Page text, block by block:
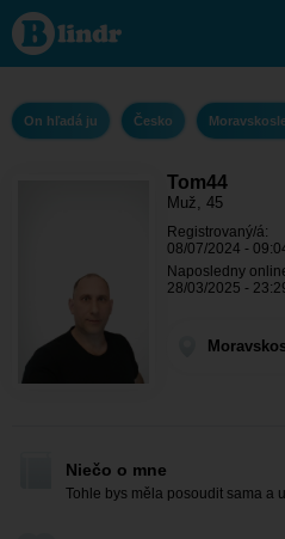
Tom44 - On
hľadá ju
Moravskoslezský
kraj - Ostrava
On hľadá ju Česko
Tom44
Muž, 45
Registrovaný/á:
08/07/2024 -
Naposledny
28/03/2025 -
Niečo o mne
Tohle bys měla posoudit sama a